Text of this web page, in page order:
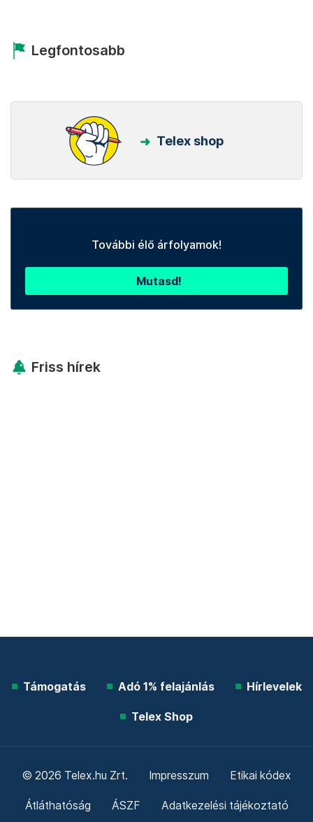
Legfontosabb
Telex shop
További élő árfolyamok!
Mutasd!
Friss hírek
Támogatás Adó 1% felajánlás Hírlevelek
Telex Shop
© 2026 Telex.hu Zrt. Impresszum Etikai kódex
Átláthatóság ÁSZF Adatkezelési tájékoztató